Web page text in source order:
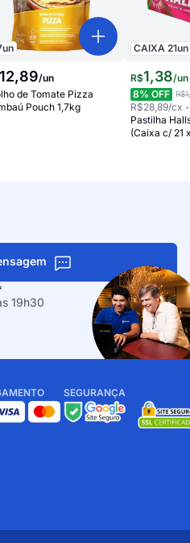
un
12,89/un
de Tomate Pizza
Pouch 1,7kg
CAIXA21un
R$1,38/un
8% OFF
R$28,89/cx
Pastilha
(Caixa c/ 21
19h30
SEGURANÇA